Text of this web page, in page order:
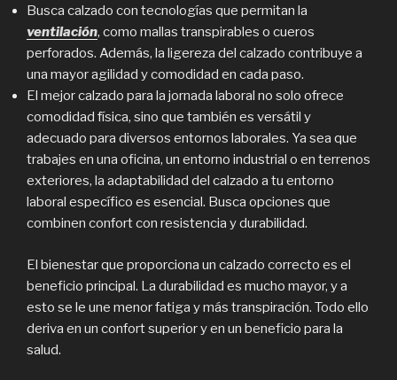
Busca calzado con tecnologías que permitan la
ventilación, como mallas transpirables o cueros
perforados. Además, la ligereza del calzado contribuye a
una mayor agilidad y comodidad en cada paso.
El mejor calzado para la jornada laboral no solo ofrece
comodidad física, sino que también es versátil y
adecuado para diversos entornos laborales. Ya sea que
trabajes en una oficina, un entorno industrial o en terrenos
exteriores, la adaptabilidad del calzado a tu entorno
laboral específico es esencial. Busca opciones que
combinen confort con resistencia y durabilidad.
El bienestar que proporciona un calzado correcto es el
beneficio principal. La durabilidad es mucho mayor, y a
esto se le une menor fatiga y más transpiración. Todo ello
deriva en un confort superior y en un beneficio para la
salud.